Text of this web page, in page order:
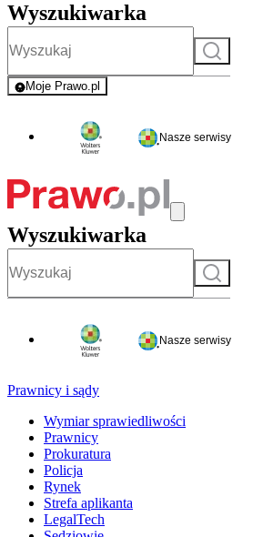
Wyszukiwarka
Szukaj
Moje Prawo.pl
- rejestracja i logowanie do serwisu
Nasze serwisy
Wyszukiwarka
Szukaj
Nasze serwisy
Prawnicy i sądy
Wymiar sprawiedliwości
Prawnicy
Prokuratura
Policja
Rynek
Strefa aplikanta
LegalTech